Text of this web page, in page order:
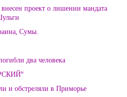
проект о лишении мандата
Сумы.
два человека
и обстреляли в Приморье